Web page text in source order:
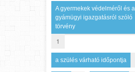
A gyermekek védelméről és a
gyámügyi igazgatásról szóló
törvény
1
a szülés várható időpontja